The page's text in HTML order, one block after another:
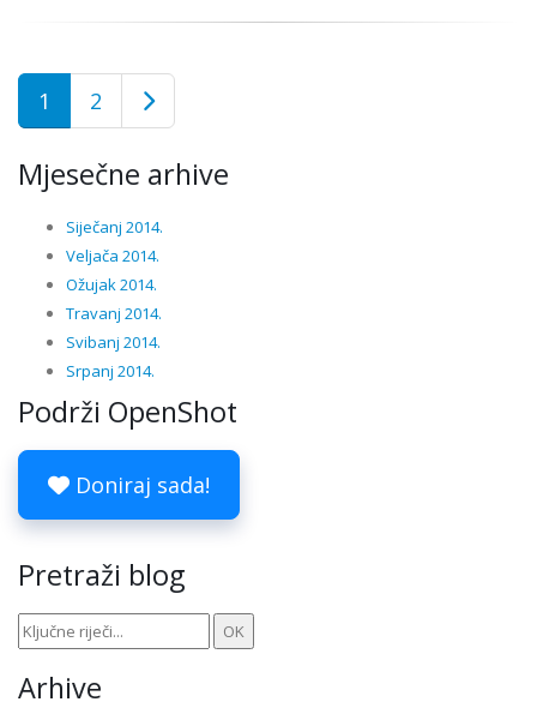
1 2
Mjesečne arhive
Siječanj 2014.
Veljača 2014.
Ožujak 2014.
Travanj 2014.
Svibanj 2014.
Srpanj 2014.
Podrži OpenShot
Doniraj sada!
Pretraži blog
Arhive